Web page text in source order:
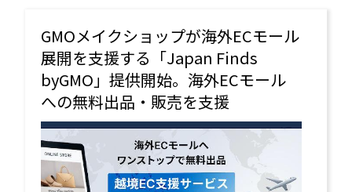
GMOメイクショップが海外ECモール
展開を支援する「Japan Finds
byGMO」提供開始。海外ECモール
への無料出品・販売を支援